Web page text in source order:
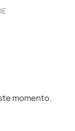
momento.